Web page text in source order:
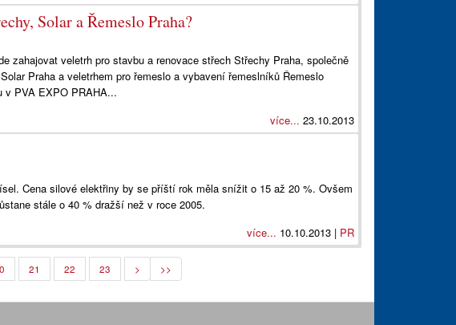
Solar a Řemeslo Praha?
zahajovat veletrh pro stavbu a renovace střech Střechy Praha, společně
Praha a veletrhem pro řemeslo a vybavení řemeslníků Řemeslo
v PVA EXPO PRAHA...
více... 23.10.2013
Cena silové elektřiny by se příští rok měla snížit o 15 až 20 %. Ovšem
stále o 40 % dražší než v roce 2005.
více... 10.10.2013 | PR
21 22 23 > >>